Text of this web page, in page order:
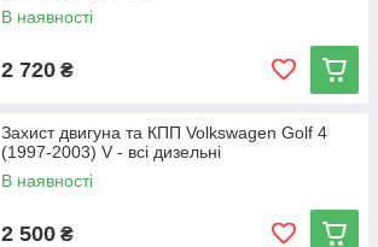
В наявності
2 720 ₴
Захист двигуна та КПП Volkswagen Golf 4
(1997-2003) V - всі дизельні
В наявності
2 500 ₴